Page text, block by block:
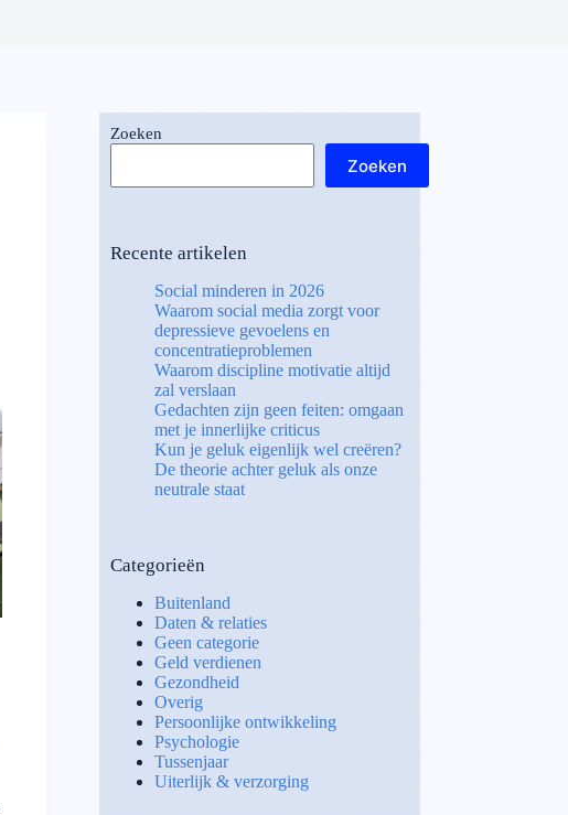
Zoeken
Zoeken
Recente artikelen
Social minderen in 2026
Waarom social media zorgt voor
depressieve gevoelens en
concentratieproblemen
Waarom discipline motivatie altijd
zal verslaan
Gedachten zijn geen feiten: omgaan
met je innerlijke criticus
Kun je geluk eigenlijk wel creëren?
De theorie achter geluk als onze
neutrale staat
Categorieën
Buitenland
Daten & relaties
Geen categorie
Geld verdienen
Gezondheid
Overig
Persoonlijke ontwikkeling
Psychologie
Tussenjaar
Uiterlijk & verzorging